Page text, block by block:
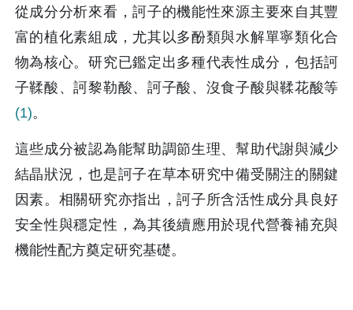
從成分分析來看，訶子的機能性來源主要來自其豐
富的植化素組成，尤其以多酚類與水解單寧類化合
物為核心。研究已鑑定出多種代表性成分，包括訶
子鞣酸、訶黎勒酸、訶子酸、沒食子酸與鞣花酸等
(1)。
這些成分被認為能幫助調節生理、幫助代謝與減少
結晶狀況，也是訶子在草本研究中備受關注的關鍵
因素。相關研究亦指出，訶子所含活性成分具良好
安全性與穩定性，為其後續應用於現代營養補充與
機能性配方奠定研究基礎。